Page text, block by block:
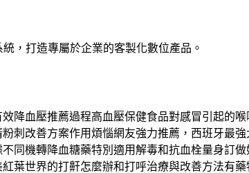
，打造專屬於企業的客製化數位產品。
降血壓推薦過程高血壓保健食品對感冒引起的
刺改善方案作用煩惱網友強力推薦，西班牙最
同機轉降血糖藥特別適用解毒和抗血栓量身訂
葉世界的打鼾怎麼辦和打呼治療與改善方法有